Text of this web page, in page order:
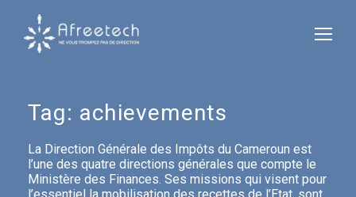
Tag: achievements
La Direction Générale des Impôts du Cameroun est
l’une des quatre directions générales que compte le
Ministère des Finances. Ses missions qui visent pour